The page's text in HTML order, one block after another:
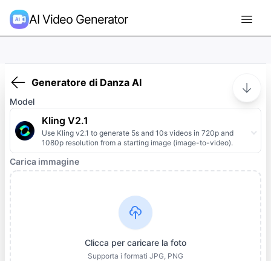
AI Video Generator
Generatore di Danza AI
Model
Kling V2.1
Use Kling v2.1 to generate 5s and 10s videos in 720p and
1080p resolution from a starting image (image-to-video).
Carica immagine
Clicca per caricare la foto
Supporta i formati JPG, PNG